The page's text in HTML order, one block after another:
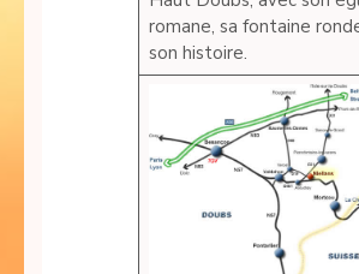
romane, sa fontaine
son histoire.